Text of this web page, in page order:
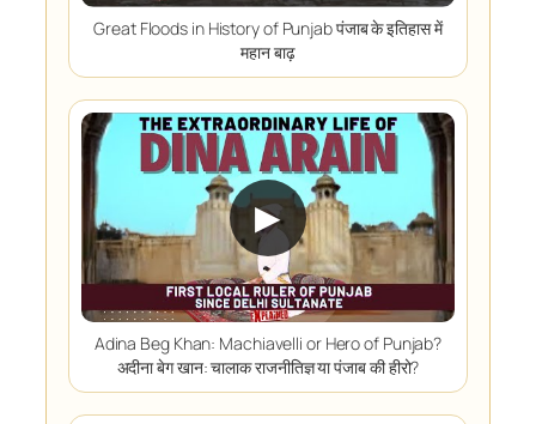
Great Floods in History of Punjab पंजाब के इतिहास में
महान बाढ़
▶
Adina Beg Khan: Machiavelli or Hero of Punjab?
अदीना बेग खान: चालाक राजनीतिज्ञ या पंजाब की हीरो?